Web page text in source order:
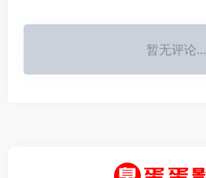
暂无评论...